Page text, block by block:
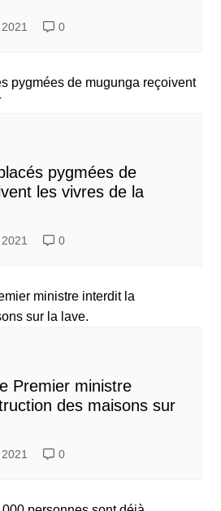
0
pygmées de
les vivres de la
0
Premier ministre
des maisons sur
0